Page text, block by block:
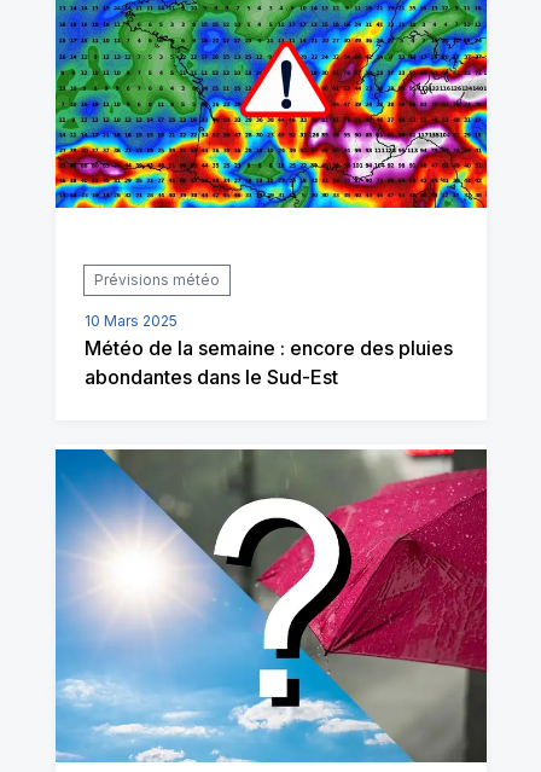
Prévisions météo
10 Mars 2025
Météo de la semaine : encore des pluies
abondantes dans le Sud-Est